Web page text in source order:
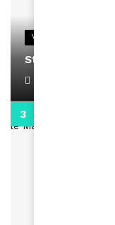
VIDEOS
Stacy passe un